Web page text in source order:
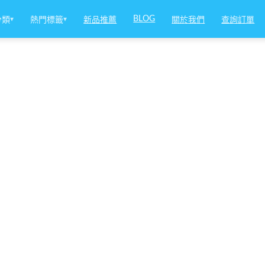
類▾ 熱門標籤▾ 新品推薦 BLOG 關於我們 查詢訂單